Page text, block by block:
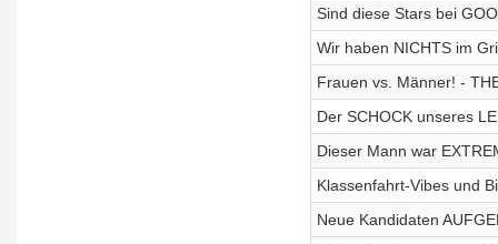
Sind diese Stars bei
Wir haben NICHTS im
Frauen vs. Männer! -
Der SCHOCK unseres
Dieser Mann war
Klassenfahrt-Vibes und
Neue Kandidaten